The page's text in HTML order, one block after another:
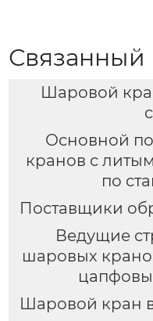
Связанный
Шаровой
Основной
кранов с
по
Поставщики
Ведущие
шаровых
Шаровой кран